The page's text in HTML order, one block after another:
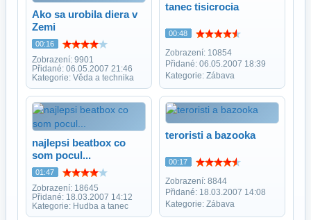
Ako sa urobila diera v
Zemi
00:16
Zobrazení: 9901
Přidané: 06.05.2007 21:46
Kategorie: Věda a technika
tanec tisicrocia
00:48
Zobrazení: 10854
Přidané: 06.05.2007 18:39
Kategorie: Zábava
najlepsi beatbox co
som pocul...
01:47
Zobrazení: 18645
Přidané: 18.03.2007 14:12
Kategorie: Hudba a tanec
teroristi a bazooka
00:17
Zobrazení: 8844
Přidané: 18.03.2007 14:08
Kategorie: Zábava